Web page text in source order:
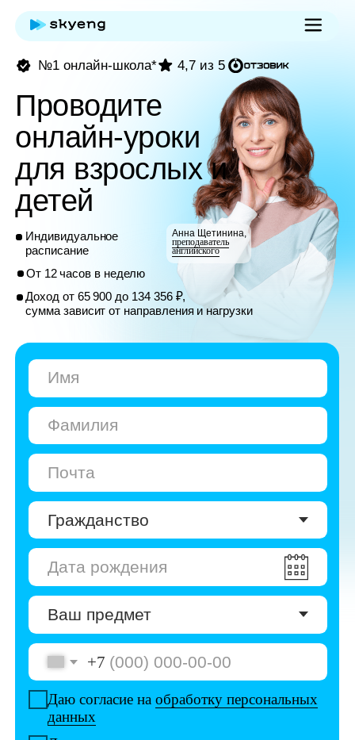
Индивидуальное
расписание
От 12 часов в неделю
Доход от 65 900 до 134 356 ₽,
сумма зависит от направления и нагрузки
4,7 из 5
Проводите
онлайн-уроки
для взрослых и
детей
Даю согласие наобработку персональных
Даю согласие наполучение рекламы
Перейти к анкете
Анна Щетинина,
преподаватель